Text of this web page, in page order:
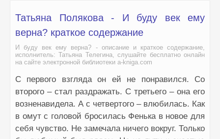
Татьяна Полякова - И буду век ему
верна? краткое содержание
И буду век ему верна? - описание и краткое содержание,
исполнитель: Татьяна Телегина, слушайте бесплатно онлайн
на сайте электронной библиотеки a-kniga.com
С первого взгляда он ей не понравился. Со
второго – стал раздражать. С третьего – она его
возненавидела. А с четвертого – влюбилась. Как
в омут с головой бросилась Фенька в новое для
себя чувство. Не замечала ничего вокруг. Только